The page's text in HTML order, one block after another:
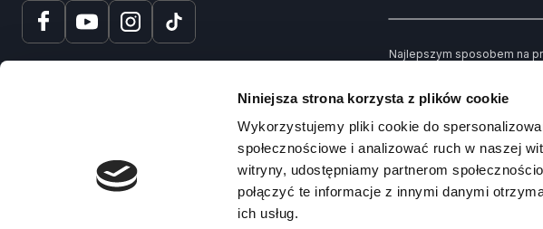
Niniejsza strona korzysta z plików cookie
Wykorzystujemy pliki cookie do
społecznościowe i analizować ruch w naszej
witryny, udostępniamy partnerom
połączyć te informacje z innymi danymi
ich usług.
Najlepszym sposobem na